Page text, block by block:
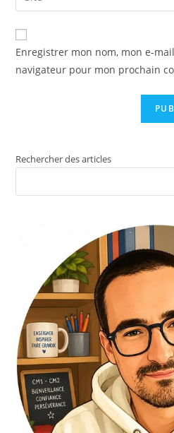
Enregistrer mon nom, mon e-
navigateur pour mon prochain
Rechercher des articles